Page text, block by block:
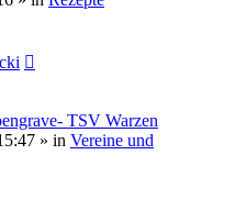
TSV Warzen
» in Vereine und